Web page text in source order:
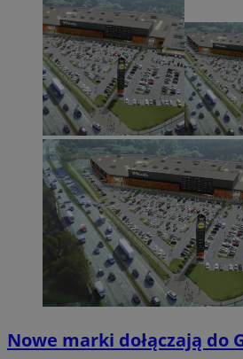
Nowe marki dołączają do